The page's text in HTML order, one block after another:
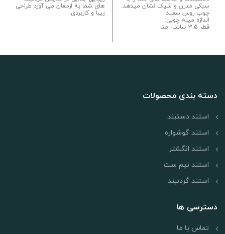
سبکی مدرن و شیک نشان میدهد.
چوب روس سفید
اندازه میله چوبی:
قطر 3.5 سانتی متر
های شما به ارمغان می آورد طراحی
زیبا و کاربردی
دسته بندی محصولات
استند دستبند
استند گوشواره
استند انگشتر
استند نیم ست
استند گردنبند
دسترسی ها
تماس با ما